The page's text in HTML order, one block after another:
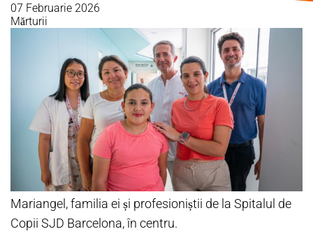
07 Februarie 2026
Mărturii
Mariangel, familia ei și profesioniștii de la Spitalul de
Copii SJD Barcelona, în centru.